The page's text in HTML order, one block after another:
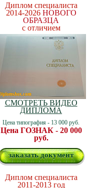
Диплом специалиста
2014-2026 НОВОГО
ОБРАЗЦА
с отличием
СМОТРЕТЬ ВИДЕО
ДИПЛОМА
Цена типография - 13 000 руб.
Цена ГОЗНАК - 20 000
руб.
заказать документ
Диплом специалиста
2011-2013 год